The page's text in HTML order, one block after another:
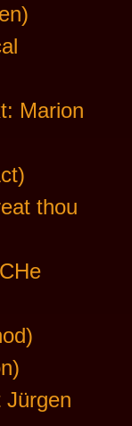
Marion
thou
Jürgen